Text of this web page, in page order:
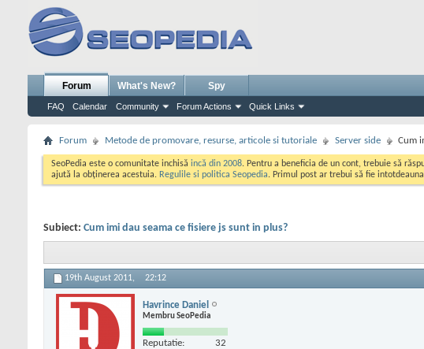
Forum
FAQ Calendar Community Forum Actions Quick Links
What's New? Spy
Forum Metode de promovare, resurse, articole si tutoriale Server side Cum
SeoPedia este o comunitate inchisă incă din 2008. Pentru a beneficia de un cont, trebuie să
ajută la obținerea acestuia. Regulile si politica Seopedia. Primul post ar trebui să fie
Subiect: Cum imi dau seama ce fisiere js sunt in plus?
19th August 2011, 22:12
Havrince Daniel
Membru SeoPedia
Reputatie: 32